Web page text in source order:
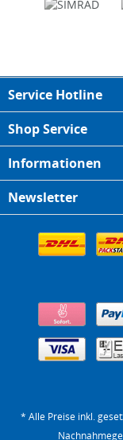
Service Hotline
Shop Service
Informationen
Newsletter
* Alle Preise inkl.